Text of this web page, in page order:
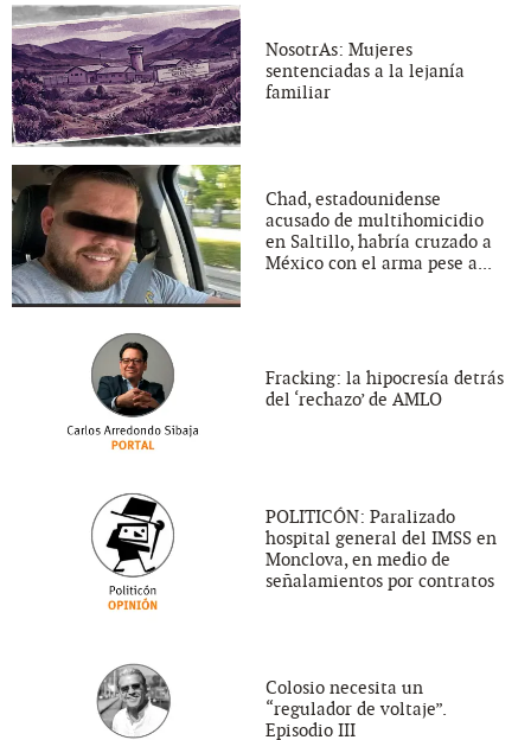
NosotrAs: Mujeres
sentenciadas a la lejanía
familiar
Chad, estadounidense
acusado de multihomicidio
en Saltillo, habría cruzado a
México con el arma pese a...
Fracking: la hipocresía detrás
del ‘rechazo’ de AMLO
POLITICÓN: Paralizado
hospital general del IMSS en
Monclova, en medio de
señalamientos por contratos
Colosio necesita un
“regulador de voltaje”.
Episodio III